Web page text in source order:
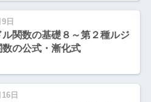
日
ル関数の基礎８～第２種ルジ
数の公式・漸化式
日